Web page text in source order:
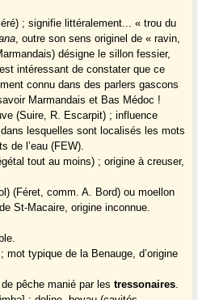
; signifie littéralement... « trou du
, outre son sens originel de « ravin,
désigne le sillon fessier,
intéressant de constater que ce
connu dans des parlers gascons
Marmandais et Bas Médoc !
(Suire, R. Escarpit) ; influence
lesquelles sont localisés les mots
de l’eau (FEW).
tout au moins) ; origine à creuser,
(Féret, comm. A. Bord) ou moellon
St-Macaire, origine inconnue.
typique de la Benauge, d’origine
de pêche manié par lestressonaires.